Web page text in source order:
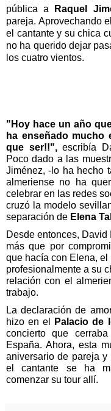
pública a
Raquel
pareja. Aprovechando el
el cantante y su chica
no ha querido dejar
los cuatro vientos.
"Hoy hace un año
ha enseñado mucho
que ser!!",escribía
Poco dado a las
Jiménez, -lo ha hecho
almeriense no ha
celebrar en las redes
cruzó la modelo
separación de Elena
Desde entonces,
más que por
que hacía con Elena,
profesionalmente a su
relación con el
trabajo.
La declaración de
hizo en el
Palacio de
concierto que
España. Ahora, esta
aniversario de pareja
el cantante se ha
comenzar su tour allí.